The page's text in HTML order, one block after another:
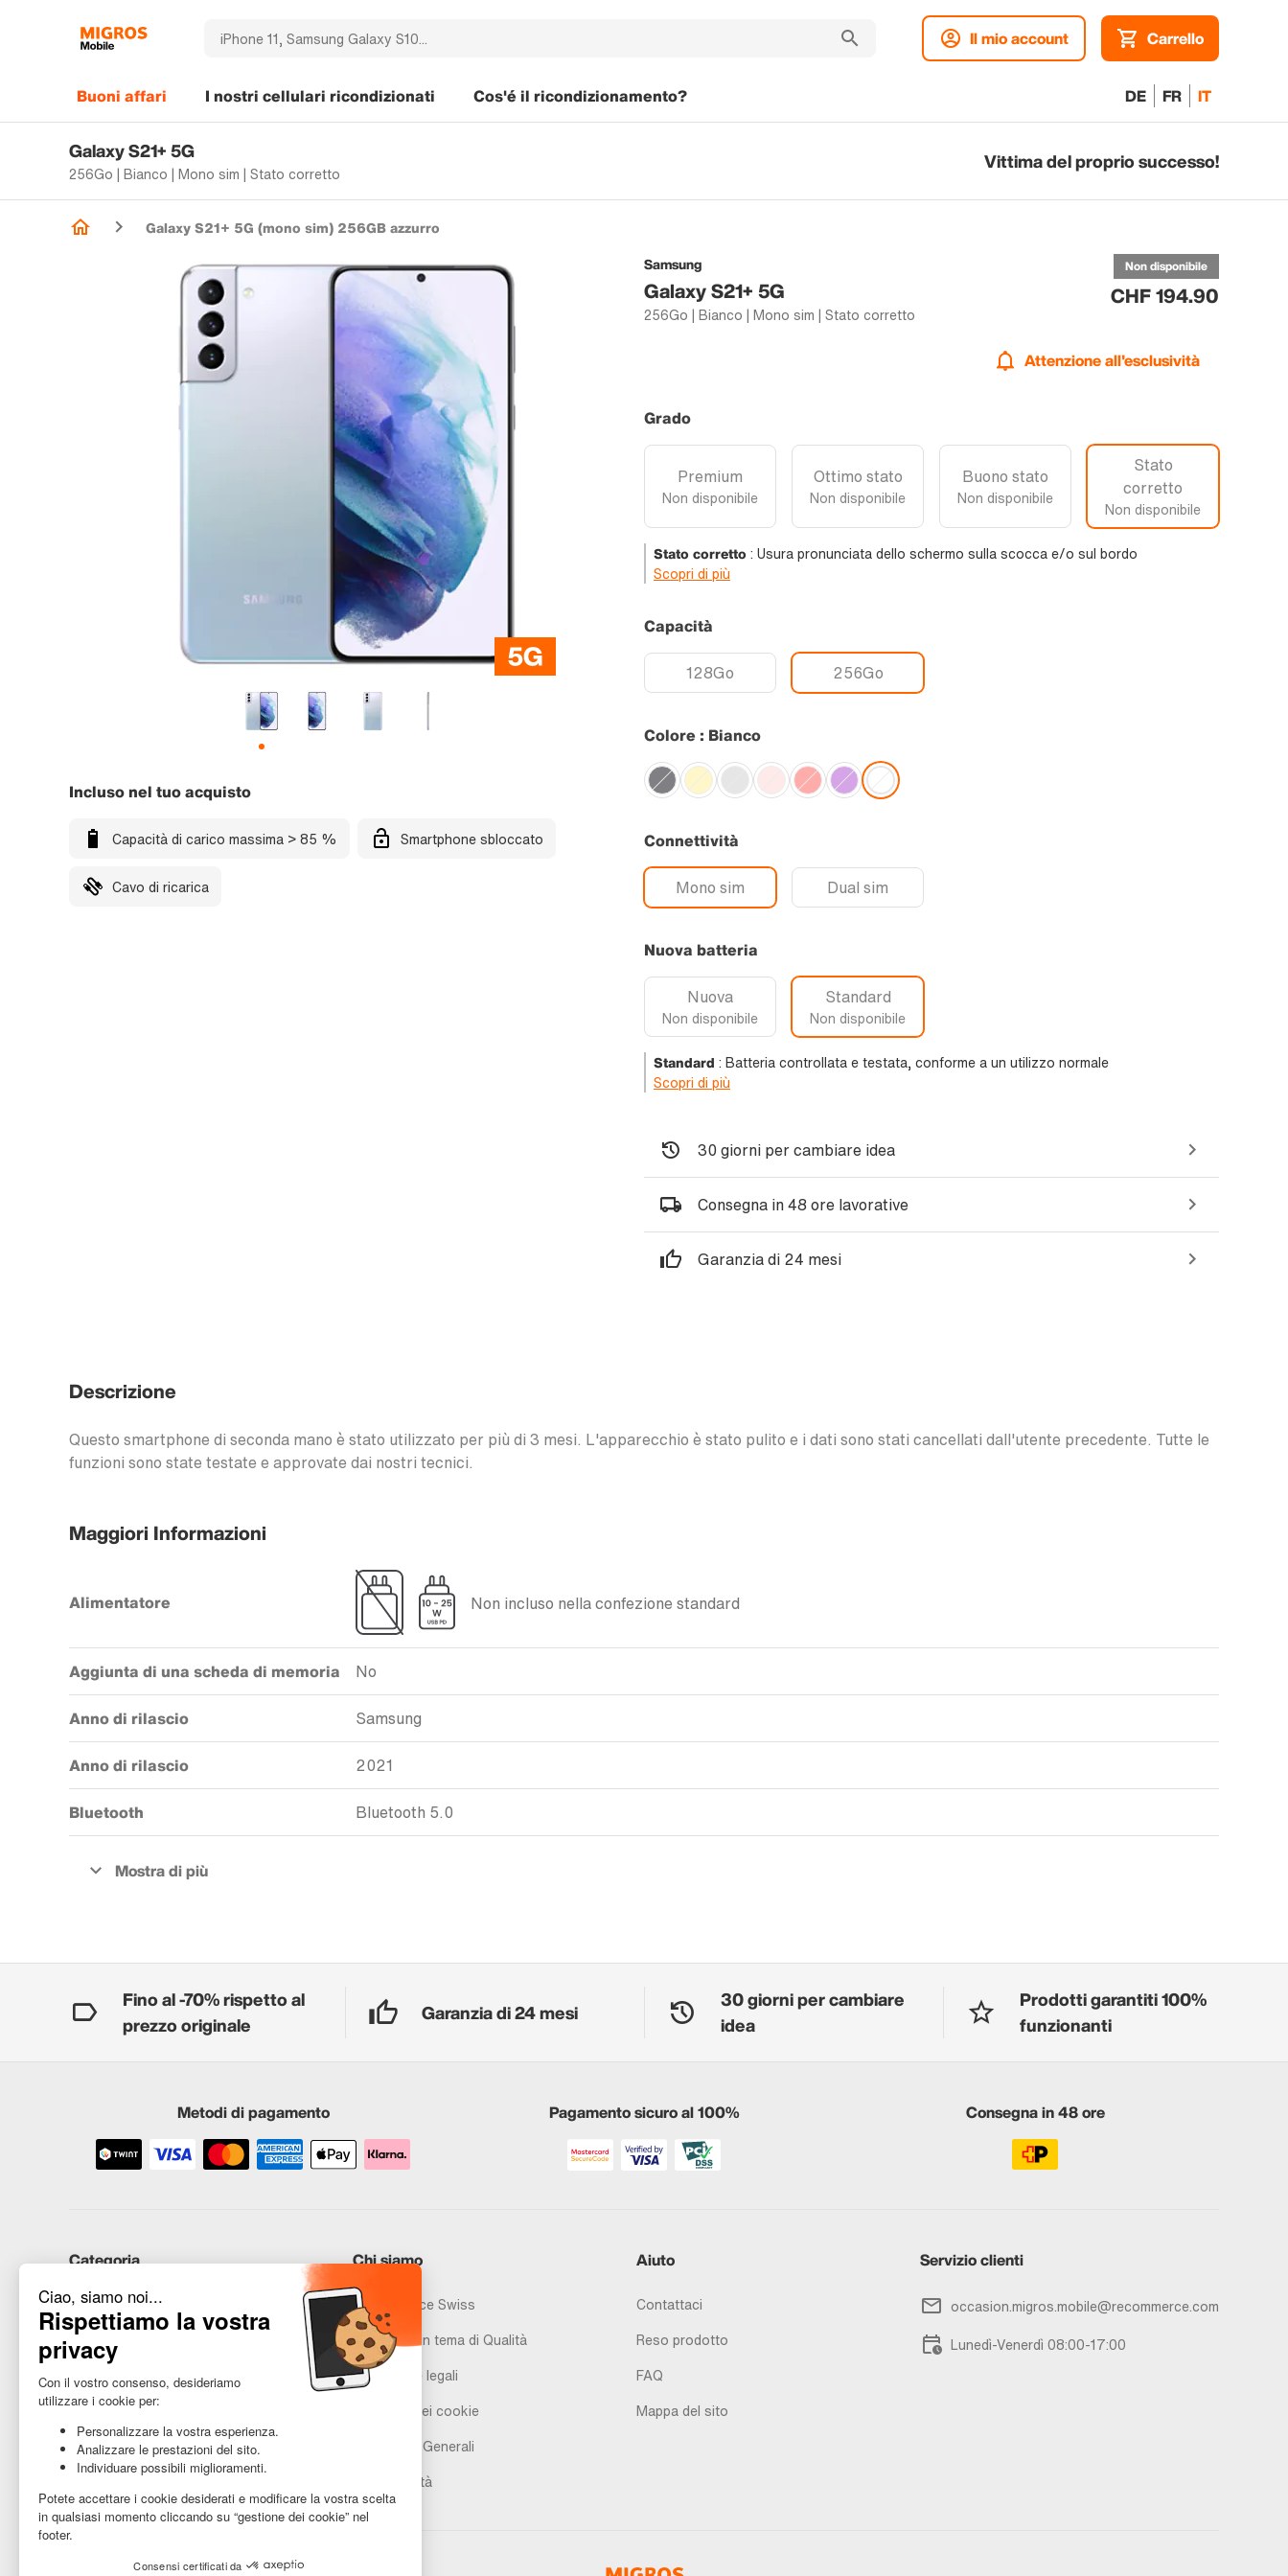
Il mio account Carrello
DE FR IT
Buoni affari I nostri cellulari ricondizionati Cos'é il ricondizionamento?
Galaxy S21+ 5G
256Go | Bianco | Mono sim | Stato corretto
Vittima del proprio successo!
Galaxy S21+ 5G (mono sim) 256GB azzurro
Samsung
Galaxy S21+ 5G
256Go | Bianco | Mono sim | Stato corretto
Non disponibile
Incluso nel tuo acquisto
Capacità di carico massima > 85 % Smartphone sbloccato
Cavo di ricarica
CHF 194.90
Attenzione all'esclusività
Grado
Premium
Non disponibile
Ottimo stato
Non disponibile
Buono stato
Non disponibile
Stato
corretto
Non disponibile
Stato corretto: Usura pronunciata dello schermo sulla scocca e/o sul bordo
Scopri di più
Capacità
128Go 256Go
Colore : Bianco
Connettività
Mono sim Dual sim
Nuova batteria
Nuova
Non disponibile
Standard
Non disponibile
Standard : Batteria controllata e testata, conforme a un utilizzo normale
Scopri di più
30 giorni per cambiare idea
Consegna in 48 ore lavorative
Garanzia di 24 mesi
Descrizione
Questo smartphone di seconda mano è stato utilizzato per più di 3 mesi. L'apparecchio è stato pulito e i dati sono stati cancellati dall'utente precedente. Tutte le
funzioni sono state testate e approvate dai nostri tecnici.
Maggiori Informazioni
Alimentatore Non incluso nella confezione standard
Aggiunta di una scheda di memoria No
Anno di rilascio Samsung
Anno di rilascio 2021
Bluetooth Bluetooth 5.0
Fino al -70% rispetto al
prezzo originale
Garanzia di 24 mesi
30 giorni per cambiare
idea
Prodotti garantiti 100%
funzionanti
Metodi di pagamento Pagamento sicuro al 100% Consegna in 48 ore
Categoria
iPhone
Samsung
Huawei
Hai bisogno di aiuto?
Chi siamo
Recommerce Swiss
Promesse in tema di Qualità
Avvertenze legali
Gestione dei cookie
Condizioni Generali
Accessibilità
Aiuto
Contattaci
Reso prodotto
FAQ
Mappa del sito
Servizio clienti
occasion.migros.mobile@recommerce.com
Lunedì-Venerdì 08:00-17:00